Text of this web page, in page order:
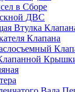
в Сборе
ДВС
Втулка
Клапана